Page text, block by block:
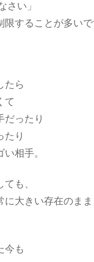
さい」
限することが多いで
たら
て
だったり
たり
相手。
も、
に大きい存在のま
今も